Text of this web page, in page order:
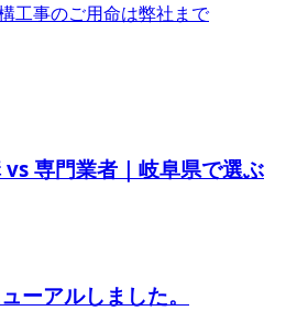
工事のご用命は弊社まで
専門業者｜岐阜県で選ぶ
ーアルしました。